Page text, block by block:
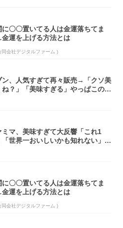
に〇〇置いてる人は金運落ちてま
運を上げる方法とは
同会社デジタルファーム )
ン、人気すぎて再々販売→「クソ美
ね？」「美味すぎる」やっぱこのク
ミマ、美味すぎて大反響「これ1
「世界一おいしいかも知れない」
に〇〇置いてる人は金運落ちてま
運を上げる方法とは
同会社デジタルファーム )